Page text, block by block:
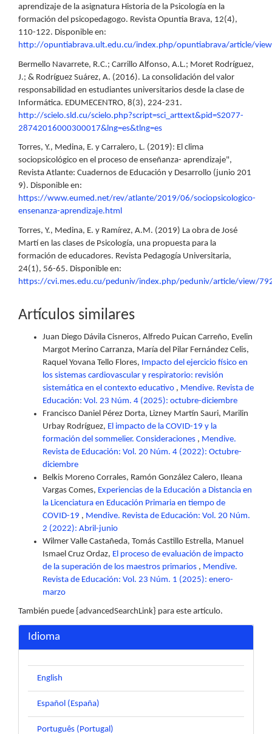
aprendizaje de la asignatura Historia de la Psicología en la
formación del psicopedagogo. Revista Opuntia Brava, 12(4),
110-122. Disponible en:
http://opuntiabrava.ult.edu.cu/index.php/opuntiabrava/article/
Bermello Navarrete, R.C.; Carrillo Alfonso, A.L.; Moret Rodríguez,
J.; & Rodríguez Suárez, A. (2016). La consolidación del valor
responsabilidad en estudiantes universitarios desde la clase de
Informática. EDUMECENTRO, 8(3), 224-231.
http://scielo.sld.cu/scielo.php?script=sci_arttext&pid=S2077-
28742016000300017&lng=es&tlng=es
Torres, Y., Medina, E. y Carralero, L. (2019): El clima
sociopsicológico en el proceso de enseñanza- aprendizaje",
Revista Atlante: Cuadernos de Educación y Desarrollo (junio 201
9). Disponible en:
https://www.eumed.net/rev/atlante/2019/06/sociopsicologico-
ensenanza-aprendizaje.html
Torres, Y., Medina, E. y Ramírez, A.M. (2019) La obra de José
Martí en las clases de Psicología, una propuesta para la
formación de educadores. Revista Pedagogía Universitaria,
24(1), 56-65. Disponible en:
https://cvi.mes.edu.cu/peduniv/index.php/peduniv/article/view/
Artículos similares
Juan Diego Dávila Cisneros, Alfredo Puican Carreño, Evelin
Margot Merino Carranza, María del Pilar Fernández Celis,
Raquel Yovana Tello Flores, Impacto del ejercicio físico en
los sistemas cardiovascular y respiratorio: revisión
sistemática en el contexto educativo , Mendive. Revista de
Educación: Vol. 23 Núm. 4 (2025): octubre-diciembre
Francisco Daniel Pérez Dorta, Lizney Martín Sauri, Marilin
Urbay Rodríguez, El impacto de la COVID-19 y la
formación del sommelier. Consideraciones , Mendive.
Revista de Educación: Vol. 20 Núm. 4 (2022): Octubre-
diciembre
Belkis Moreno Corrales, Ramón González Calero, Ileana
Vargas Comes, Experiencias de la Educación a Distancia en
la Licenciatura en Educación Primaria en tiempo de
COVID-19 , Mendive. Revista de Educación: Vol. 20 Núm.
2 (2022): Abril-junio
Wilmer Valle Castañeda, Tomás Castillo Estrella, Manuel
Ismael Cruz Ordaz, El proceso de evaluación de impacto
de la superación de los maestros primarios , Mendive.
Revista de Educación: Vol. 23 Núm. 1 (2025): enero-
marzo
También puede {advancedSearchLink} para este artículo.
Idioma
English
Español (España)
Português (Portugal)